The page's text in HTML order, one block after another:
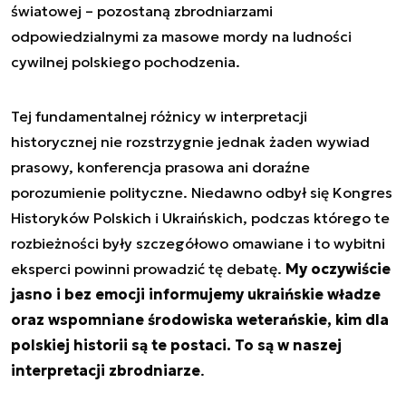
światowej – pozostaną zbrodniarzami
odpowiedzialnymi za masowe mordy na ludności
cywilnej polskiego pochodzenia.
Tej fundamentalnej różnicy w interpretacji
historycznej nie rozstrzygnie jednak żaden wywiad
prasowy, konferencja prasowa ani doraźne
porozumienie polityczne. Niedawno odbył się Kongres
Historyków Polskich i Ukraińskich, podczas którego te
rozbieżności były szczegółowo omawiane i to wybitni
eksperci powinni prowadzić tę debatę. My oczywiście
jasno i bez emocji informujemy ukraińskie władze
oraz wspomniane środowiska weterańskie, kim dla
polskiej historii są te postaci. To są w naszej
interpretacji zbrodniarze.